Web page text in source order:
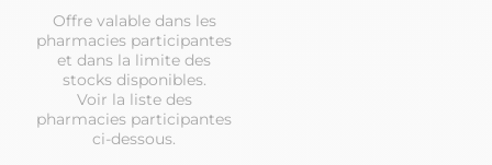
Offre valable dans les
pharmacies participantes
et dans la limite des
stocks disponibles.
Voir la liste des
pharmacies participantes
ci-dessous.